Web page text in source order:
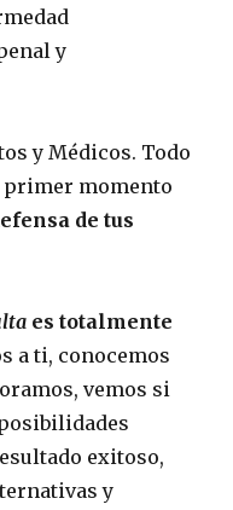
y
y Médicos. Todo
primer momento
de tus
es totalmente
a ti, conocemos
vemos si
exitoso,
y